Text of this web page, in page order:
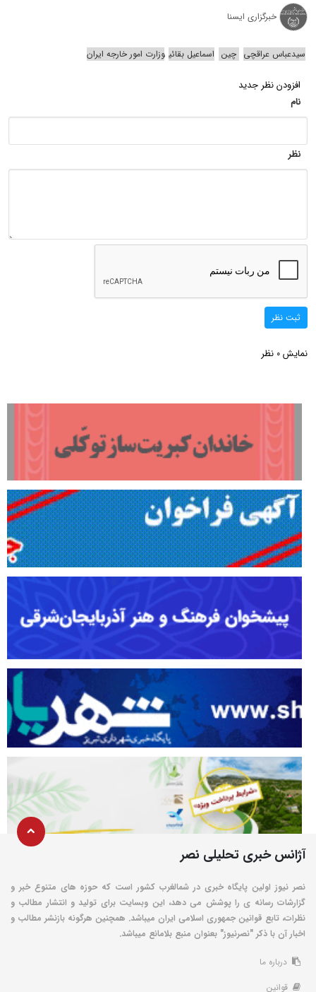
خبرگزاری ایسنا
سیدعباس عراقچی چین اسماعیل بقائی وزارت امور خارجه ایران
افزودن نظر جدید
نام
نظر
ثبت نظر
نمایش 0 نظر
آژانس خبری تحلیلی نصر
نصر نیوز اولین پایگاه خبری در شمالغرب کشور است که حوزه های متنوع خبر و
گزارشات رسانه ی را پوشش می دهد، این وبسایت برای تولید و انتشار مطالب و
نظرات، تابع قوانین جمهوری اسلامی ایران میباشد. همچنین هرگونه بازنشر مطالب و
اخبار آن با ذکر "نصرنیوز" بعنوان منبع بلامانع میباشد.
درباره ما
قوانین